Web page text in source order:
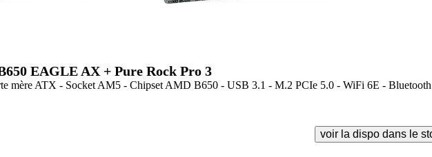
EAGLE AX + Pure Rock Pro 3
mère ATX - Socket AM5 - Chipset AMD B650 - USB 3.1 - M.2 PCIe 5.0 - WiFi 6E -
voir la dispo dans le